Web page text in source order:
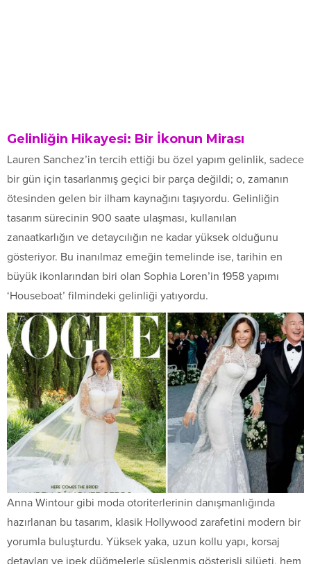
Gelinliğin Hikayesi: Bir İkonun Mirası
Lauren Sanchez’in tercih ettiği bu özel yapım gelinlik, sadece
bir gün için tasarlanmış geçici bir parça değildi; o, zamanın
ötesinden gelen bir ilham kaynağını taşıyordu. Gelinliğin
tasarım sürecinin 900 saate ulaşması, kullanılan
zanaatkarlığın ve detaycılığın ne kadar yüksek olduğunu
gösteriyor. Bu inanılmaz emeğin temelinde ise, tarihin en
büyük ikonlarından biri olan Sophia Loren’in 1958 yapımı
‘Houseboat’ filmindeki gelinliği yatıyordu.
Anna Wintour gibi moda otoriterlerinin danışmanlığında
hazırlanan bu tasarım, klasik Hollywood zarafetini modern bir
yorumla buluşturdu. Yüksek yaka, uzun kollu yapı, korsaj
detayları ve ipek düğmelerle süslenmiş gösterişli silüeti, hem